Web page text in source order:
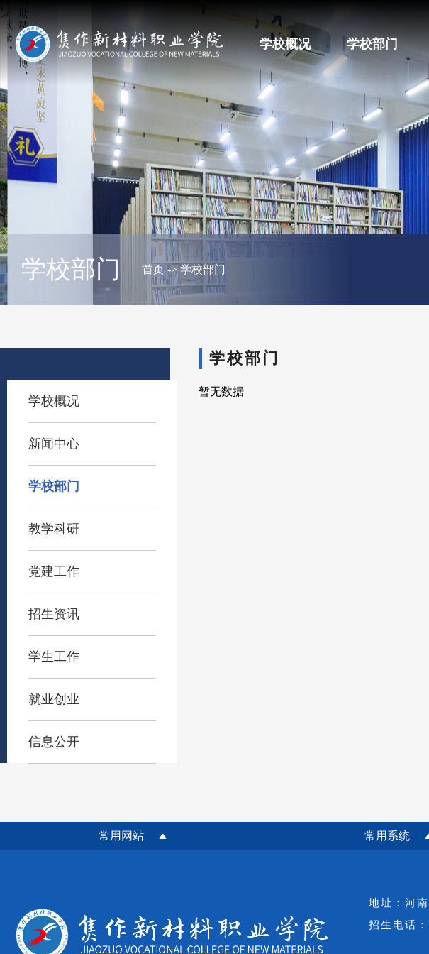
学校概况 学校部门
学校部门 首页->学校部门
学校概况
新闻中心
学校部门
教学科研
党建工作
招生资讯
学生工作
就业创业
信息公开
学校部门
暂无数据
常用网站 常用系统
地址：河
招生电话